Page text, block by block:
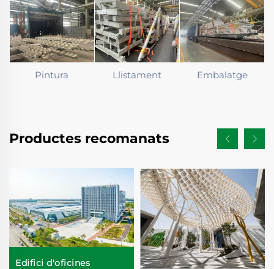
Pintura Llistament Embalatge
Productes recomanats
Edifici d'oficines